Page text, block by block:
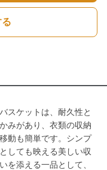
スケットは、耐久性と
みがあり、衣類の収納
動も簡単です。シンプ
しても映える美しい収
を添える一品として、